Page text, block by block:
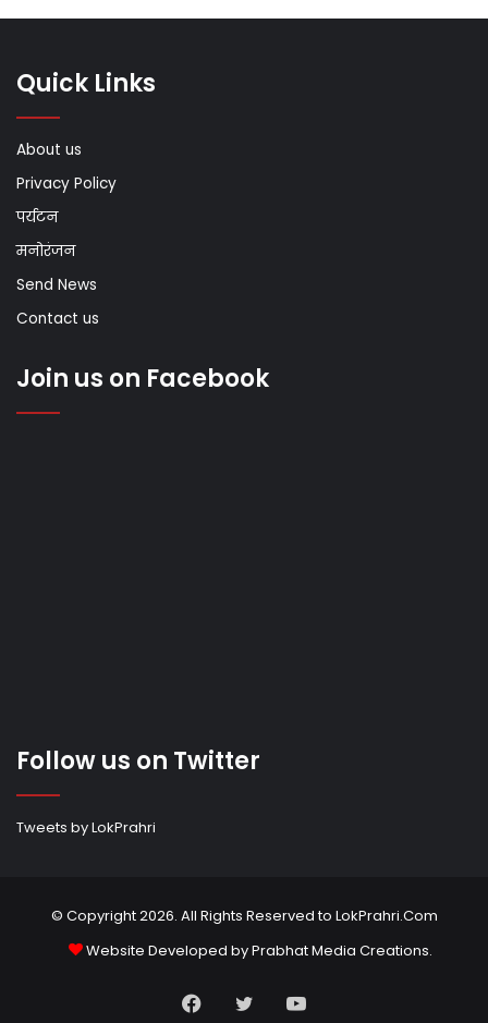
Quick Links
About us
Privacy Policy
पर्यटन
मनोरंजन
Send News
Contact us
Join us on Facebook
Follow us on Twitter
Tweets by LokPrahri
© Copyright 2026. All Rights Reserved to LokPrahri.Com
Website Developed byPrabhat Media Creations.
Facebook
TwitterYouTube